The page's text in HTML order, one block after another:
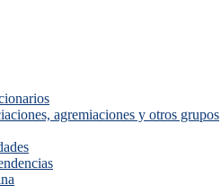
agremiaciones y otros grupos